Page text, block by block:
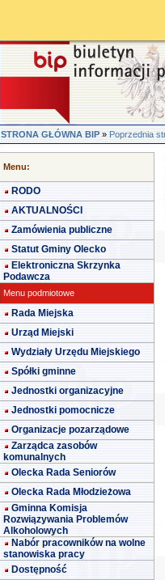
STRONA GŁÓWNA BIP»Poprzednia
Menu:
RODO
AKTUALNOŚCI
Zamówienia publiczne
Statut Gminy Olecko
Elektroniczna Skrzynka
Podawcza
Menu podmiotowe
Rada Miejska
Urząd Miejski
Wydziały Urzędu Miejskiego
Spółki gminne
Jednostki organizacyjne
Jednostki pomocnicze
Organizacje pozarządowe
Zarządca zasobów
komunalnych
Olecka Rada Seniorów
Olecka Rada Młodzieżowa
Gminna Komisja
Rozwiązywania Problemów
Alkoholowych
Nabór pracowników na wolne
stanowiska pracy
Dostępność